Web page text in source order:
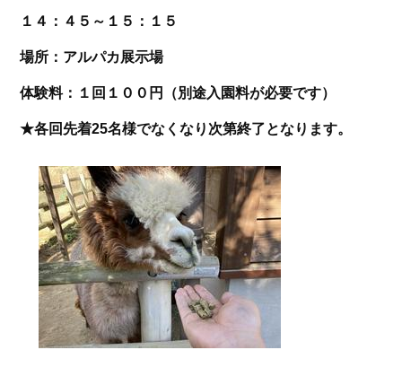
１４：４５～１５：１５
場所：アルパカ展示場
体験料：１回１００円（別途入園料が必要です）
★各回先着25名様でなくなり次第終了となります。